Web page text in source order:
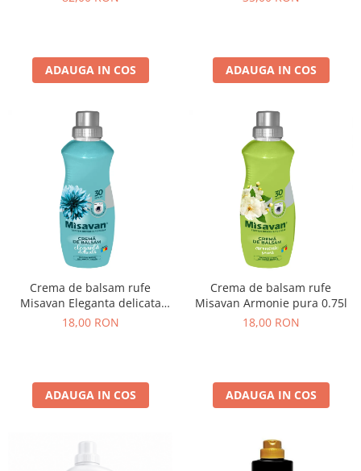
ADAUGA IN COS ADAUGA IN COS
Crema de balsam rufe
Misavan Eleganta delicata
0.75l
18,00 RON
ADAUGA IN COS
Crema de balsam rufe
Misavan Armonie pura 0.75l
18,00 RON
ADAUGA IN COS